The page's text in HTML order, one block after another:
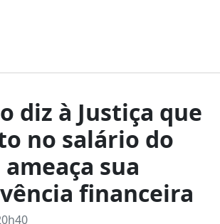
diz à Justiça que
no salário do
sua
financeira